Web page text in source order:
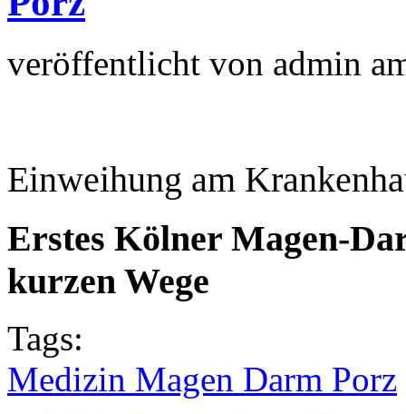
veröffentlicht von admin
Einweihung am
Erstes Kölner Magen-
kurzen Wege
Tags:
Medizin Magen Darm Porz